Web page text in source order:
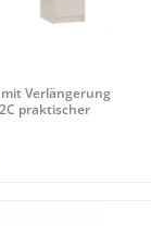
Verlängerung
praktischer